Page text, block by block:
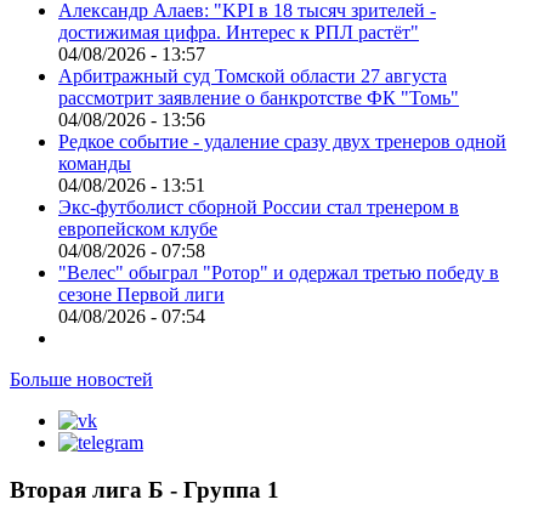
Александр Алаев: "KPI в 18 тысяч зрителей -
достижимая цифра. Интерес к РПЛ растёт"
04/08/2026 - 13:57
Арбитражный суд Томской области 27 августа
рассмотрит заявление о банкротстве ФК "Томь"
04/08/2026 - 13:56
Редкое событие - удаление сразу двух тренеров одной
команды
04/08/2026 - 13:51
Экс-футболист сборной России стал тренером в
европейском клубе
04/08/2026 - 07:58
"Велес" обыграл "Ротор" и одержал третью победу в
сезоне Первой лиги
04/08/2026 - 07:54
Больше новостей
Вторая лига Б - Группа 1